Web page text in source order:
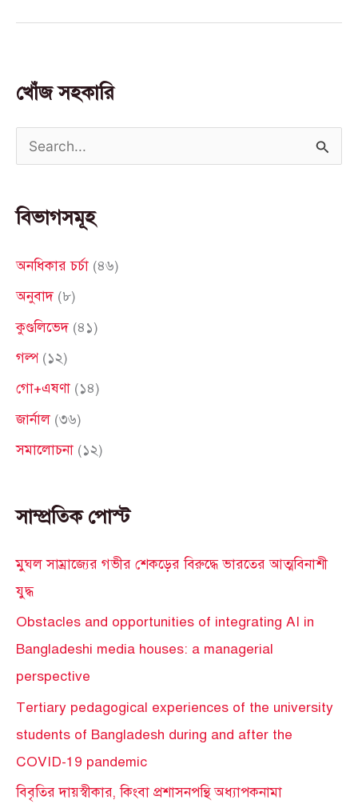
খোঁজ সহকারি
a
c
o
:
বিভাগসমূহ
অনধিকার চর্চা (৪৬)
অনুবাদ(৮)
কুণ্ডলিভেদ(৪১)
গল্প(১২)
গো+এষণা (১৪)
জার্নাল (৩৬)
সমালোচনা (১২)
সাম্প্রতিক পোস্ট
মুঘল সাম্রাজ্যের গভীর শেকড়ের বিরুদ্ধে ভারতের আত্মবিনাশী
যুদ্ধ
Obstacles and opportunities of integrating AI in
Bangladeshi media houses: a managerial
perspective
Tertiary pedagogical experiences of the university
students of Bangladesh during and after the
COVID-19 pandemic
বিবৃতির দায়স্বীকার, কিংবা প্রশাসনপন্থি অধ্যাপকনামা